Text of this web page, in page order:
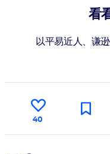
利用可靠、结构化的
看
以平易近人、谦
40